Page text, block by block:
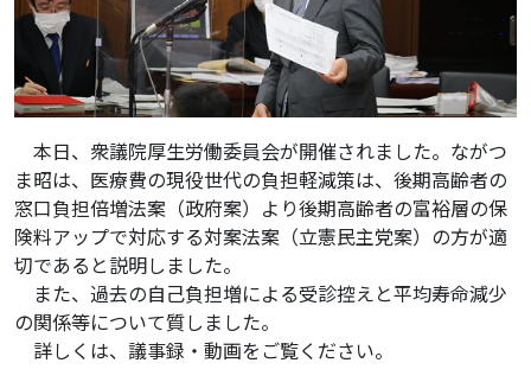
本日、衆議院厚生労働委員会が開催されました。ながつ
ま昭は、医療費の現役世代の負担軽減策は、後期高齢者の
窓口負担倍増法案（政府案）より後期高齢者の富裕層の保
険料アップで対応する対案法案（立憲民主党案）の方が適
切であると説明しました。
また、過去の自己負担増による受診控えと平均寿命減少
の関係等について質しました。
詳しくは、議事録・動画をご覧ください。